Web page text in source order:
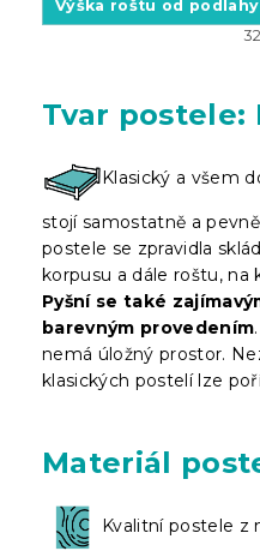
Výška roštu od podlahy
Tvar postele:
Klasický a všem
stojí samostatně a
postele se zpravidla
korpusu a dále roštu,
Pyšní se také
barevným provedením
nemá úložný prostor.
klasických postelí lze
Materiál
Kvalitní postele z